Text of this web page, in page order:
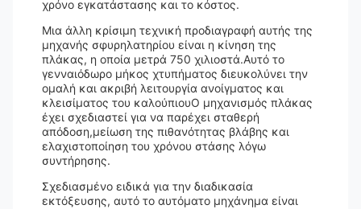
χρόνο εγκατάστασης και το κόστος.
Μια άλλη κρίσιμη τεχνική προδιαγραφή αυτής της
μηχανής σφυρηλατηρίου είναι η κίνηση της
πλάκας, η οποία μετρά 750 χιλιοστά.Αυτό το
γενναιόδωρο μήκος χτυπήματος διευκολύνει την
ομαλή και ακριβή λειτουργία ανοίγματος και
κλεισίματος του καλούπιουΟ μηχανισμός πλάκας
έχει σχεδιαστεί για να παρέχει σταθερή
απόδοση,μείωση της πιθανότητας βλάβης και
ελαχιστοποίηση του χρόνου στάσης λόγω
συντήρησης.
Σχεδιασμένο ειδικά για την διαδικασία
εκτόξευσης, αυτό το αυτόματο μηχάνημα είναι